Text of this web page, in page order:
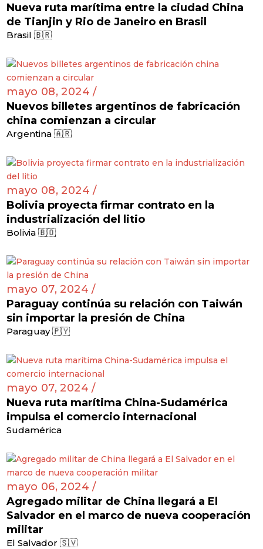
Nueva ruta marítima entre la ciudad China
de Tianjin y Rio de Janeiro en Brasil
Brasil 🇧🇷
mayo 08, 2024 /
Nuevos billetes argentinos de fabricación
china comienzan a circular
Argentina 🇦🇷
mayo 08, 2024 /
Bolivia proyecta firmar contrato en la
industrialización del litio
Bolivia 🇧🇴
mayo 07, 2024 /
Paraguay continúa su relación con Taiwán
sin importar la presión de China
Paraguay 🇵🇾
mayo 07, 2024 /
Nueva ruta marítima China-Sudamérica
impulsa el comercio internacional
Sudamérica
mayo 06, 2024 /
Agregado militar de China llegará a El
Salvador en el marco de nueva cooperación
militar
El Salvador 🇸🇻